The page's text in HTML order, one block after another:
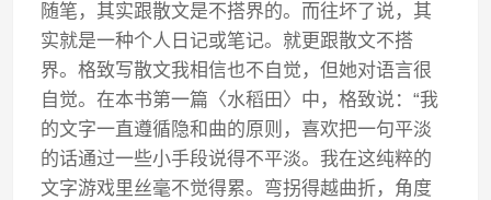
随笔，其实跟散文是不搭界的。而往坏了说，其
实就是一种个人日记或笔记。就更跟散文不搭
界。格致写散文我相信也不自觉，但她对语言很
自觉。在本书第一篇〈水稻田〉中，格致说：“我
的文字一直遵循隐和曲的原则，喜欢把一句平淡
的话通过一些小手段说得不平淡。我在这纯粹的
文字游戏里丝毫不觉得累。弯拐得越曲折，角度